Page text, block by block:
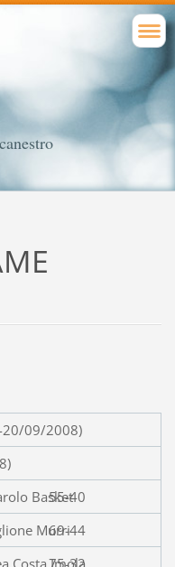
09/2008)
94 -
55-40
Murri
69-44
Costa Imola
75-32